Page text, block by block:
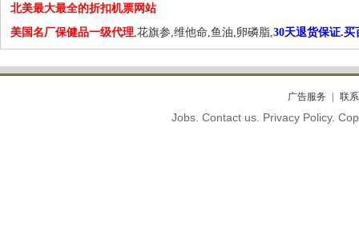
北美最大最全的折扣机票网站
美国名厂保健品一级代理,花旗参,维他命,鱼油,卵磷脂,30天退货保证.买
广告服务 联
Jobs. Contact us. Privacy Policy.